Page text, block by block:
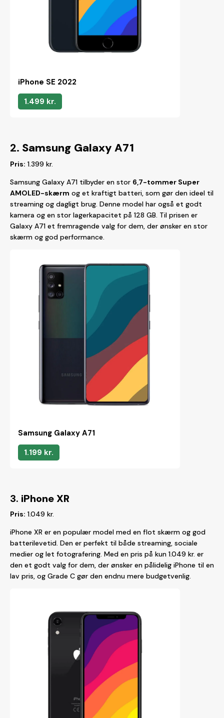
iPhone SE 2022
1.499 kr.
2. Samsung Galaxy A71
Pris: 1.399 kr.
Samsung Galaxy A71 tilbyder en stor 6,7-tommer Super
AMOLED-skærm og et kraftigt batteri, som gør den ideel til
streaming og dagligt brug. Denne model har også et godt
kamera og en stor lagerkapacitet på 128 GB. Til prisen er
Galaxy A71 et fremragende valg for dem, der ønsker en stor
skærm og god performance.
Samsung Galaxy A71
1.199 kr.
3. iPhone XR
Pris: 1.049 kr.
iPhone XR er en populær model med en flot skærm og god
batterilevetid. Den er perfekt til både streaming, sociale
medier og let fotografering. Med en pris på kun 1.049 kr. er
den et godt valg for dem, der ønsker en pålidelig iPhone til en
lav pris, og Grade C gør den endnu mere budgetvenlig.